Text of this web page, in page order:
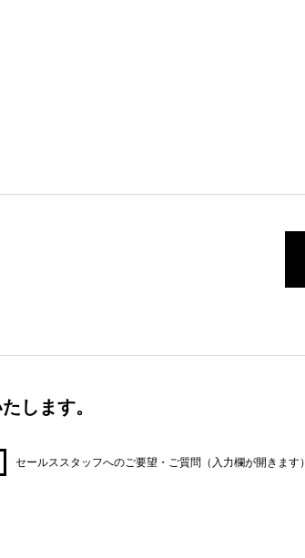
します。
セールススタッフへのご要望・ご質問（入力欄が開きます）